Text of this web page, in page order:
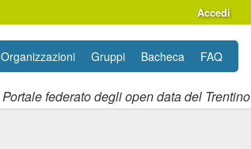
Accedi
Portale federato degli open data del Trentino
Organizzazioni Gruppi Bacheca FAQ